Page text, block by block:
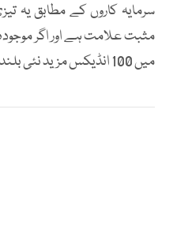
سرمایہ کاروں کے مطابق
مثبت علامت ہے اور اگر موجودہ
میں 100 انڈیکس مزید نئی بلندیوں کو چھو سکتا ہے۔